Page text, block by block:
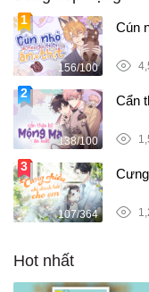
156/100
Cún
138/100
Cẩn
107/364
Hot nhất